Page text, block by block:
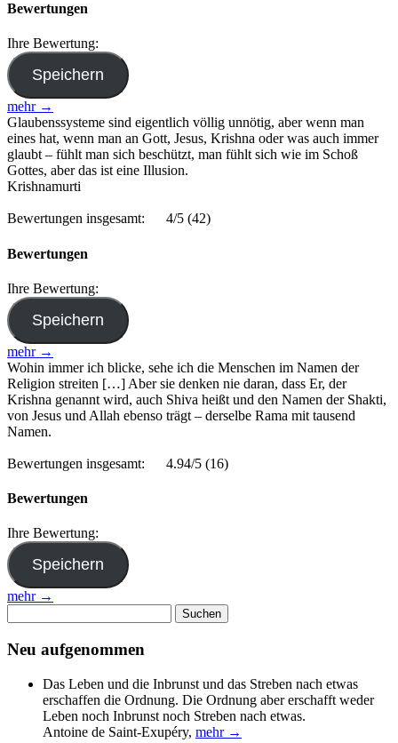
Bewertungen
Ihre Bewertung:
mehr →
Glaubenssysteme sind eigentlich völlig unnötig, aber wenn man
eines hat, wenn man an Gott, Jesus, Krishna oder was auch immer
glaubt – fühlt man sich beschützt, man fühlt sich wie im Schoß
Gottes, aber das ist eine Illusion.
Krishnamurti
Bewertungen insgesamt: 4/5 (42)
Bewertungen
Ihre Bewertung:
mehr →
Wohin immer ich blicke, sehe ich die Menschen im Namen der
Religion streiten […] Aber sie denken nie daran, dass Er, der
Krishna genannt wird, auch Shiva heißt und den Namen der Shakti,
von Jesus und Allah ebenso trägt – derselbe Rama mit tausend
Namen.
Bewertungen insgesamt: 4.94/5 (16)
Bewertungen
Ihre Bewertung:
mehr →
nach:
Neu aufgenommen
Das Leben und die Inbrunst und das Streben nach etwas
erschaffen die Ordnung. Die Ordnung aber erschafft weder
Leben noch Inbrunst noch Streben nach etwas.
Antoine de Saint-Exupéry, mehr →